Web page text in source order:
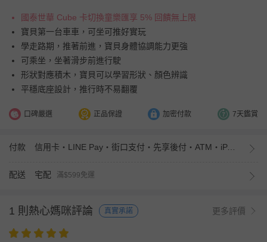
國泰世華 Cube 卡切換童樂匯享 5% 回饋無上限
寶貝第一台車車，可坐可推好實玩
學走路期，推著前進，寶貝身體協調能力更強
可乘坐，坐著滑步前進行駛
形狀對應積木，寶貝可以學習形狀、顏色辨識
平穩底座設計，推行時不易翻覆
口碑嚴選 正品保證 加密付款 7天鑑賞
付款 信用卡・LINE Pay・街口支付・先享後付・ATM・iPASS MONEY
配送 宅配 滿$599免運
1 則熱心媽咪評論 真實承諾 更多評價